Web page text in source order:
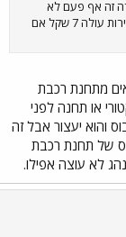
זה אף פעם לא
"סביר" ביום ראשון בבוקר... מונית שירות עולה 7 שקל אם
מתחנת רכבת
או תחנה לפני
והוא יעצור אבל זה
של תחנת רכבת
לא עוצה אפילו.